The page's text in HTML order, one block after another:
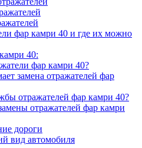
фар камри 40 и где их можно
40:
фар камри 40?
замена отражателей фар
отражателей фар камри 40?
отражателей фар камри
дороги
вид автомобиля